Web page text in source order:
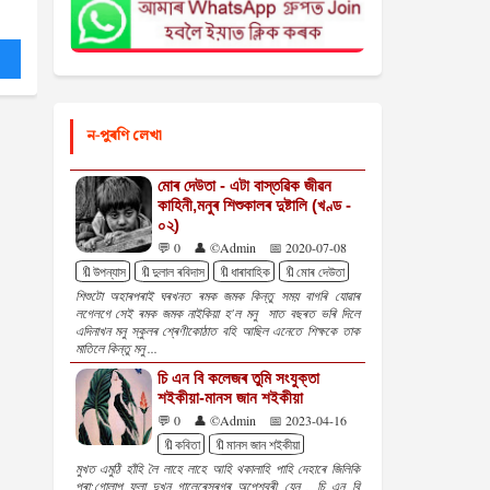
ন-পুৰণি লেখা
মোৰ দেউতা - এটা বাস্তৱিক জীৱন
কাহিনী,মনুৰ শিশুকালৰ দুষ্টালি (খণ্ড -
০২)
💬 0 👤 ©Admin
📅 2020-07-08
🔖উপন্যাস
🔖দুলাল ৰবিদাস 🔖ধাৰাবাহিক
🔖মোৰ দেউতা
শিশুটো অহাৰপৰাই ঘৰখনত ৰমক জমক কিন্তু সময় বাগৰি যোৱাৰ
লগেলগে সেই ৰমক জমক নাইকিয়া হ'ল মনু সাত বছৰত ভৰি দিলে
এদিনাখন মনু স্কুলৰ শ্ৰেণীকোঠাত বহি আছিল এনেতে শিক্ষকে তাক
মাতিলে কিন্তু মনু ...
চি এন বি কলেজৰ তুমি সংযুক্তা
শইকীয়া-মানস জান শইকীয়া
💬 0 👤 ©Admin
📅 2023-04-16
🔖কবিতা
🔖মানস জান শইকীয়া
মুখত এমুঠি হাঁহি লৈ লাহে লাহে আহি থকালাহি পাহি দেহাৰে জিলিকি
পৰা;গোলাপ ফুলা দুখন গালেৰেসৰগৰ অপেশ্বৰী যেন , চি এন বি